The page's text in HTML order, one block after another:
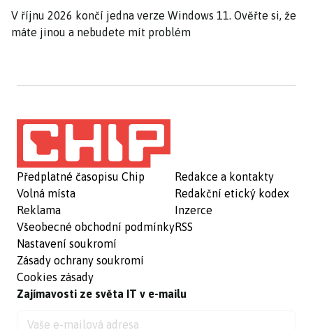
V říjnu 2026 končí jedna verze Windows 11. Ověřte si, že
máte jinou a nebudete mít problém
Předplatné časopisu Chip
Volná místa
Reklama
Všeobecné obchodní podmínky
Nastavení soukromí
Zásady ochrany soukromí
Cookies zásady
Redakce a kontakty
Redakční etický kodex
Inzerce
RSS
Zajímavosti ze světa IT v e-mailu